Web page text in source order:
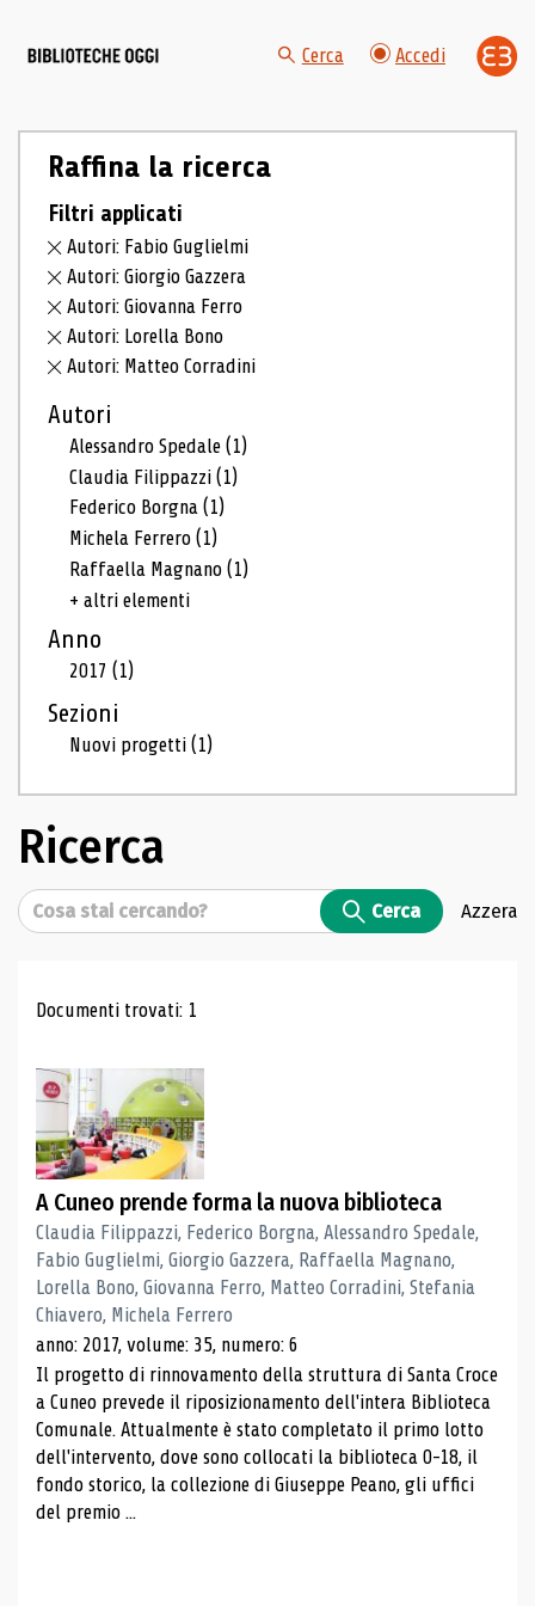
Cerca Accedi
Raffina la ricerca
Filtri applicati
Autori: Fabio Guglielmi
Autori: Giorgio Gazzera
Autori: Giovanna Ferro
Autori: Lorella Bono
Autori: Matteo Corradini
Autori
Alessandro Spedale(1)
Claudia Filippazzi(1)
Federico Borgna(1)
Michela Ferrero(1)
Raffaella Magnano(1)
+ altri elementi
Anno
2017(1)
Sezioni
Nuovi progetti(1)
Ricerca
Cerca Cerca Azzera
Risultati di ricerca
Documenti trovati: 1
A Cuneo prende forma la nuova biblioteca
Claudia Filippazzi, Federico Borgna, Alessandro Spedale,
Fabio Guglielmi, Giorgio Gazzera, Raffaella Magnano,
Lorella Bono, Giovanna Ferro, Matteo Corradini, Stefania
Chiavero, Michela Ferrero
anno: 2017, volume: 35, numero: 6
Il progetto di rinnovamento della struttura di Santa Croce
a Cuneo prevede il riposizionamento dell'intera Biblioteca
Comunale. Attualmente è stato completato il primo lotto
dell'intervento, dove sono collocati la biblioteca 0-18, il
fondo storico, la collezione di Giuseppe Peano, gli uffici
del premio ...